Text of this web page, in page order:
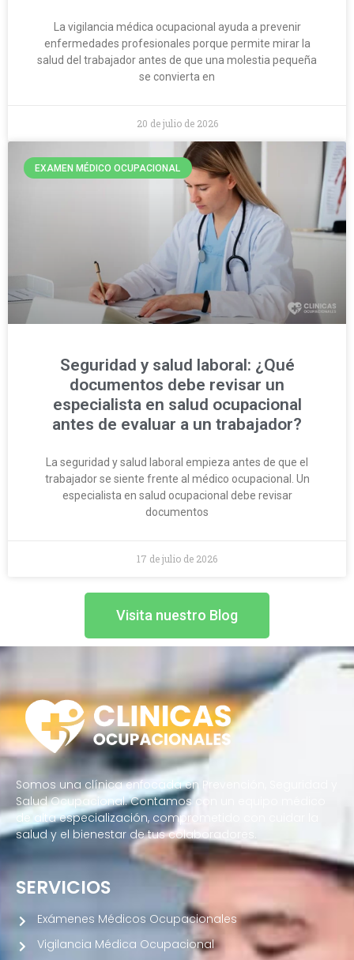
La vigilancia médica ocupacional ayuda a prevenir
enfermedades profesionales porque permite mirar la
salud del trabajador antes de que una molestia pequeña
se convierta en
20 de julio de 2026
EXAMEN MÉDICO OCUPACIONAL
Seguridad y salud laboral: ¿Qué
documentos debe revisar un
especialista en salud ocupacional
antes de evaluar a un trabajador?
La seguridad y salud laboral empieza antes de que el
trabajador se siente frente al médico ocupacional. Un
especialista en salud ocupacional debe revisar
documentos
17 de julio de 2026
Visita nuestro Blog
Somos una clínica enfocada en Prevención, Seguridad y
Salud Ocupacional. Contamos con un equipo médico
de alta especialización, comprometido con cuidar la
salud y el bienestar de tus colaboradores.
SERVICIOS
Exámenes Médicos Ocupacionales
Vigilancia Médica Ocupacional